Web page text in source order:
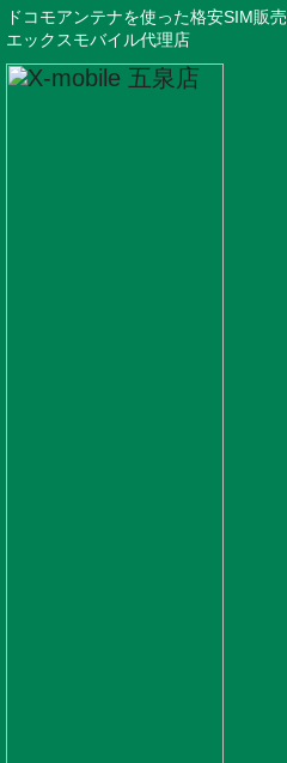
ドコモアンテナを使った格安SIM販売
エックスモバイル代理店